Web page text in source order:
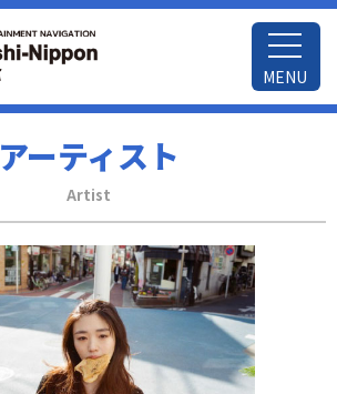
MENU
アーティスト
Artist